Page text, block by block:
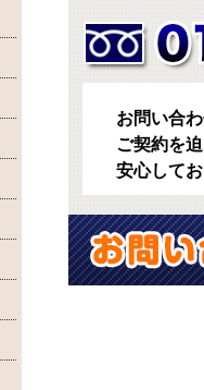
お問い合
ご契約を
安心して